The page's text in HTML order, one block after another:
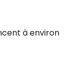
à environ